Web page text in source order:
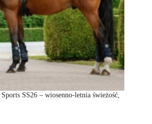
SS26 – wiosenno-letnia świeżość,